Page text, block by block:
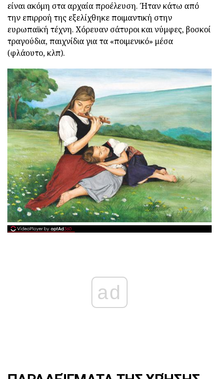
είναι ακόμη στα αρχαία προέλευση. Ήταν κάτω από
την επιρροή της εξελίχθηκε ποιμαντική στην
ευρωπαϊκή τέχνη. Χόρευαν σάτυροι και νύμφες, βοσκοί
τραγούδια, παιχνίδια για τα «ποιμενικό» μέσα
(φλάουτο, κλπ).
ad